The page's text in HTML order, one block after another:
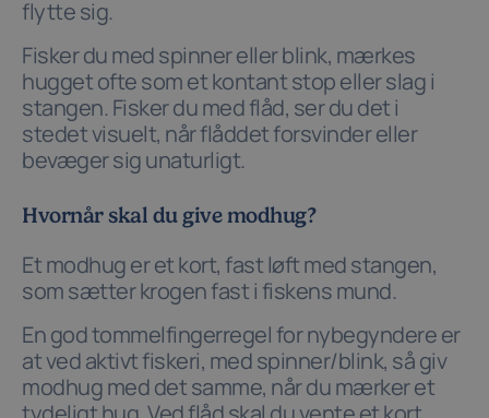
flytte sig.
Fisker du med spinner eller blink, mærkes
hugget ofte som et kontant stop eller slag i
stangen. Fisker du med flåd, ser du det i
stedet visuelt, når flåddet forsvinder eller
bevæger sig unaturligt.
Hvornår skal du give modhug?
Et modhug er et kort, fast løft med stangen,
som sætter krogen fast i fiskens mund.
En god tommelfingerregel for nybegyndere er
at ved aktivt fiskeri, med spinner/blink, så giv
modhug med det samme, når du mærker et